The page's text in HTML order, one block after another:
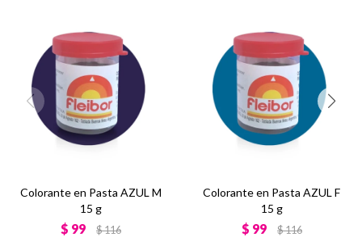
Colorante en Pasta AZUL M
15 g
$ 99 $116
Colorante en Pasta AZUL F
15 g
$ 99 $116